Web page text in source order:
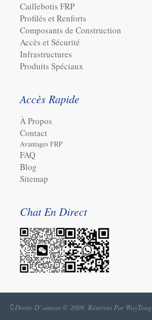
Caillebotis FRP
Profilés et Renforts
Composants de Construction
Accès et Sécurité
Infrastructures
Produits Spéciaux
Accès Rapide
À Propos
Contact
Avantages FRP
FAQ
Blog
Sitemap
Chat En Direct
Droits D' auteur © 2009, Réservés Par WayTong